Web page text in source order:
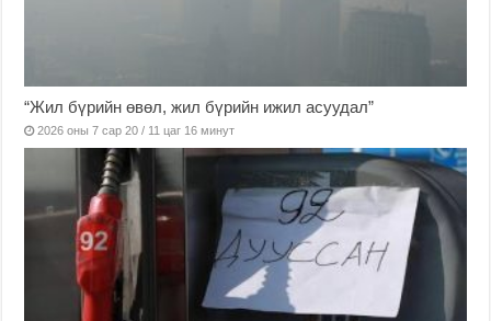
“Жил бүрийн өвөл, жил бүрийн ижил асуудал”
2026 оны 7 сар 20 / 11 цаг 16 минут